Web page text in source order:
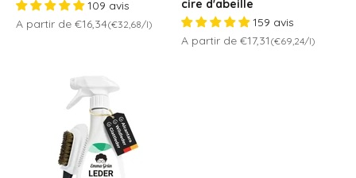
109 avis
Prix de vente
A partir de €16,34(€32,68/l)
cire d'abeille
159 avis
Prix de vente
A partir de €17,31 (€69,24/l)